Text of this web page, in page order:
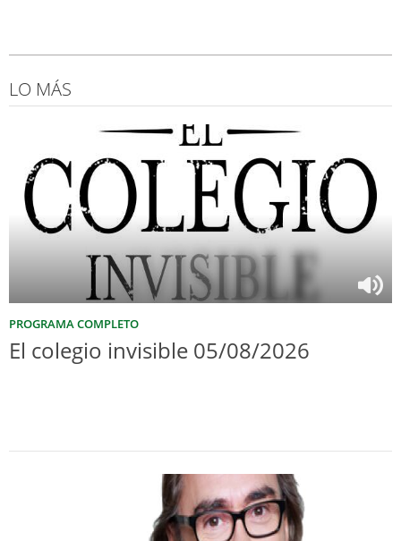
LO MÁS
PROGRAMA COMPLETO
El colegio invisible 05/08/2026